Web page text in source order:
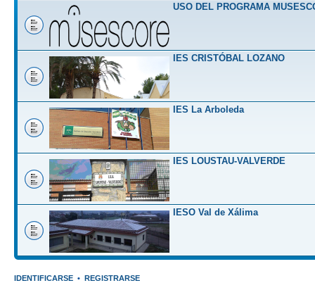
USO DEL PROGRAMA
IES CRISTÓBAL LOZANO
IES La Arboleda
IES LOUSTAU-VALVERDE
IESO Val de Xálima
IDENTIFICARSE • REGISTRARSE